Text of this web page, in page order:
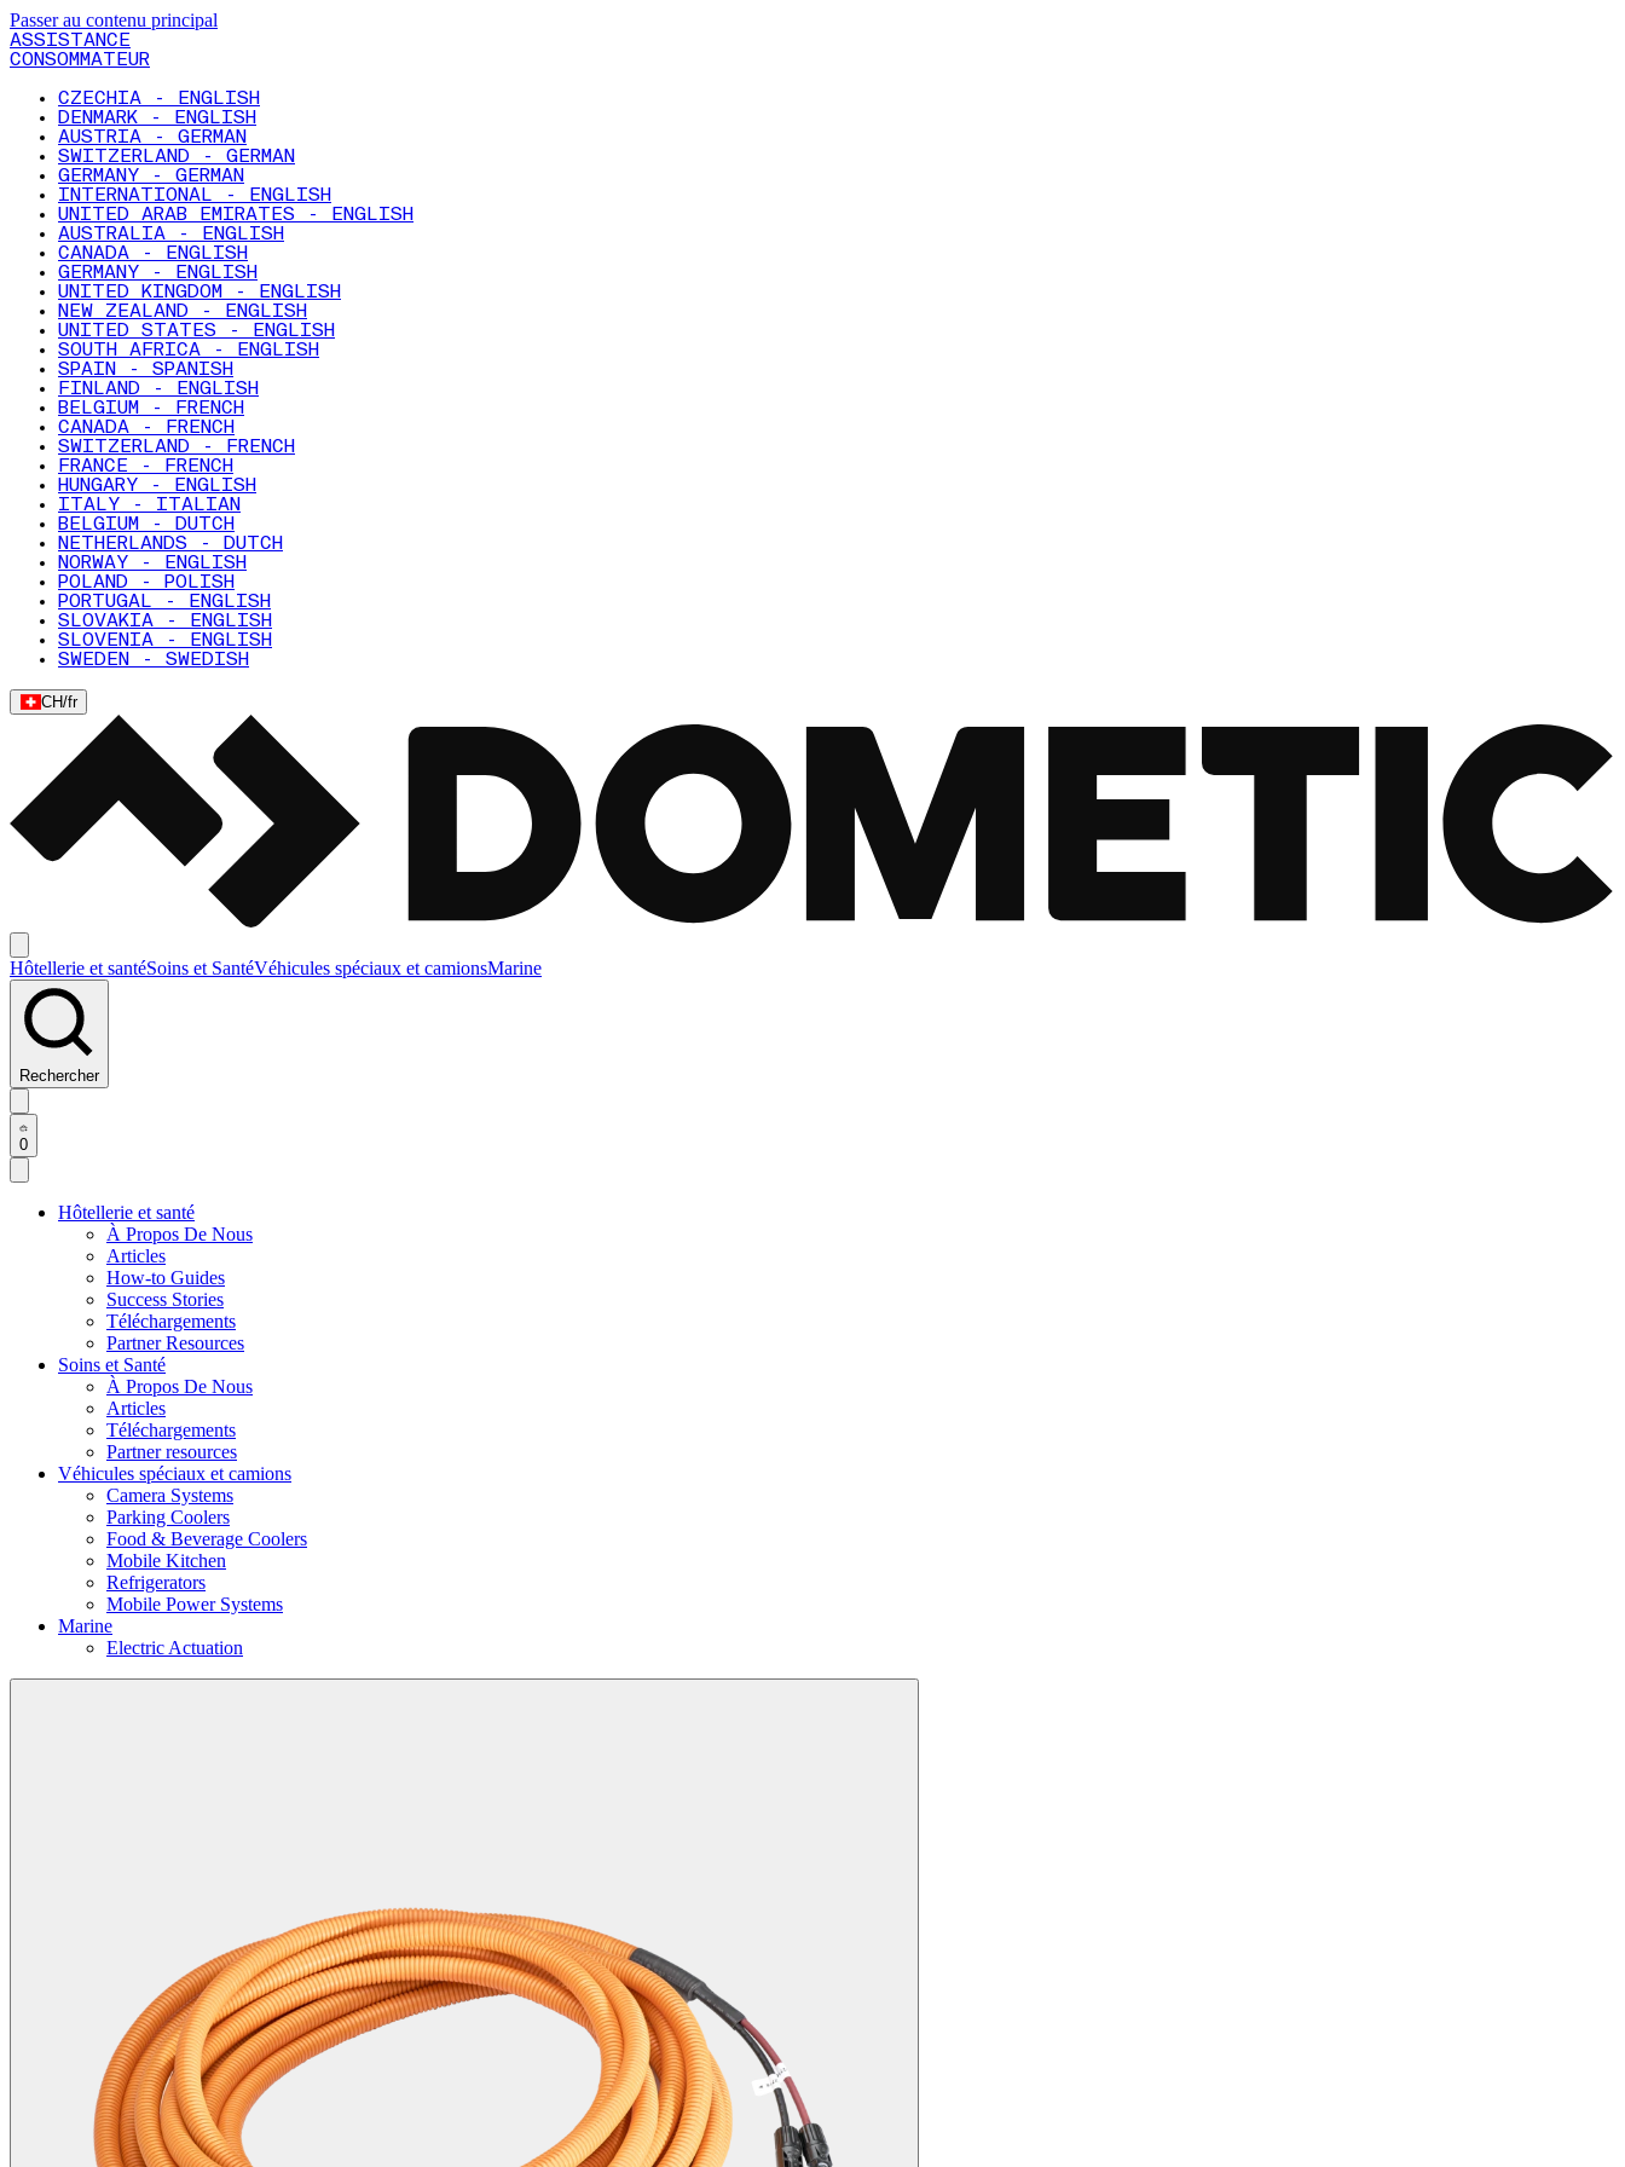
Passer au contenu principal
ASSISTANCE
CONSOMMATEUR
CZECHIA - ENGLISH
DENMARK - ENGLISH
AUSTRIA - GERMAN
SWITZERLAND - GERMAN
GERMANY - GERMAN
INTERNATIONAL - ENGLISH
UNITED ARAB EMIRATES - ENGLISH
AUSTRALIA - ENGLISH
CANADA - ENGLISH
GERMANY - ENGLISH
UNITED KINGDOM - ENGLISH
NEW ZEALAND - ENGLISH
UNITED STATES - ENGLISH
SOUTH AFRICA - ENGLISH
SPAIN - SPANISH
FINLAND - ENGLISH
BELGIUM - FRENCH
CANADA - FRENCH
SWITZERLAND - FRENCH
FRANCE - FRENCH
HUNGARY - ENGLISH
ITALY - ITALIAN
BELGIUM - DUTCH
NETHERLANDS - DUTCH
NORWAY - ENGLISH
POLAND - POLISH
PORTUGAL - ENGLISH
SLOVAKIA - ENGLISH
SLOVENIA - ENGLISH
SWEDEN - SWEDISH
CH/fr
Hôtellerie et santéSoins et SantéVéhicules spéciaux et camionsMarine
Rechercher
0
Hôtellerie et santé
À Propos De Nous
Articles
How-to Guides
Success Stories
Téléchargements
Partner Resources
Soins et Santé
À Propos De Nous
Articles
Téléchargements
Partner resources
Véhicules spéciaux et camions
Camera Systems
Parking Coolers
Food & Beverage Coolers
Mobile Kitchen
Refrigerators
Mobile Power Systems
Marine
Electric Actuation